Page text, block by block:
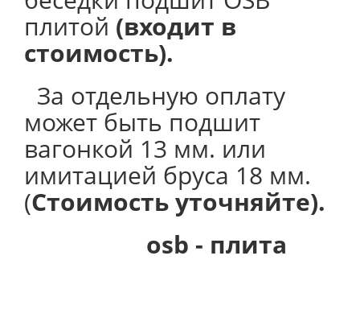
плитой (входит в
стоимость).
За отдельную оплату
может быть подшит
вагонкой 13 мм. или
имитацией бруса 18 мм.
(Стоимость уточняйте).
osb - плита